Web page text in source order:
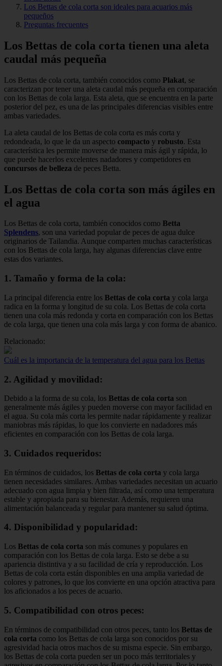
Los Bettas de cola corta son ideales para acuarios más
pequeños
Preguntas frecuentes
Los Bettas de cola corta tienen una aleta
caudal más pequeña
Los Bettas de cola corta, también conocidos como Plakat, se
caracterizan por tener una aleta caudal más pequeña en comparación
con los Bettas de cola larga. Esta aleta, que se encuentra en la parte
posterior del pez, es una de las principales diferencias visibles entre
ambas variedades.
La aleta caudal de los Bettas de cola corta es más corta y
redondeada, lo que le da un aspecto compacto y robusto. Esta
característica les permite moverse de manera más ágil y rápida, lo
que puede hacerlos excelentes nadadores y competidores en
concursos de belleza de peces Betta.
Los Bettas de cola corta son más ágiles en
el agua
Los Bettas de cola corta, también conocidos como Betta
Splendens, son una variedad popular de peces de agua dulce
originarios de Tailandia. Aunque comparten muchas características
con los Bettas de cola larga, hay algunas diferencias clave entre
estas dos variantes.
1. Tamaño y forma de la cola:
La principal diferencia entre los Bettas de cola corta y cola larga
radica en la forma y longitud de su cola. Los Bettas de cola corta
tienen una cola más redonda y corta en comparación con los Bettas
de cola larga, que tienen una cola más larga y con forma de abanico.
Relacionado:
Cuál es la importancia de la temperatura del agua para los Bettas
2. Agilidad y movilidad:
Debido a la forma de su cola, los Bettas de cola corta son
generalmente más ágiles y pueden moverse con mayor facilidad en
el agua. Su cola más corta les permite nadar rápidamente y realizar
maniobras más rápidas, lo que los convierte en nadadores más
eficientes en comparación con los Bettas de cola larga.
3. Cuidados requeridos:
En términos de cuidados, los Bettas de cola corta y cola larga
tienen necesidades similares. Ambas variedades necesitan un acuario
adecuado con agua limpia y bien filtrada, así como una temperatura
estable y apropiada para su bienestar. Además, requieren una
alimentación balanceada y regular para mantener su salud óptima.
4. Disponibilidad y popularidad:
Los Bettas de cola corta son más comunes y populares en
comparación con los Bettas de cola larga. Esto se debe a su
apariencia distintiva y a su facilidad de cría y reproducción. Los
Bettas de cola corta están disponibles en una amplia variedad de
colores y patrones, lo que los convierte en una opción atractiva para
los aficionados a los peces de acuario.
5. Compatibilidad con otros peces:
En términos de compatibilidad con otros peces, tanto los Bettas de
cola corta como los Bettas de cola larga son conocidos por su
agresividad hacia otros machos de su misma especie. Sin embargo,
los Bettas de cola corta pueden ser un poco más territoriales y